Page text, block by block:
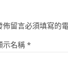
佈留言必須填寫的
示名稱 *